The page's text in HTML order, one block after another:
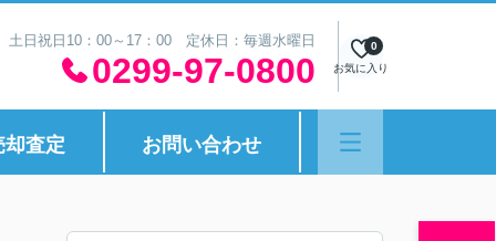
日祝日10：00～17：00 定休日：毎週水曜日
0299-97-0800 お気に入り
0
却査定 お問い合わせ